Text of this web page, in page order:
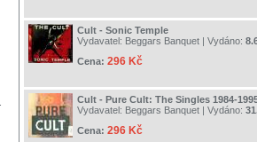
Cult - Sonic Temple
Vydavatel: Beggars Banquet | Vydáno:
Cena: 296 Kč
Cult - Pure Cult: The Singles 1984-
Vydavatel: Beggars Banquet | Vydáno:
Cena: 296 Kč